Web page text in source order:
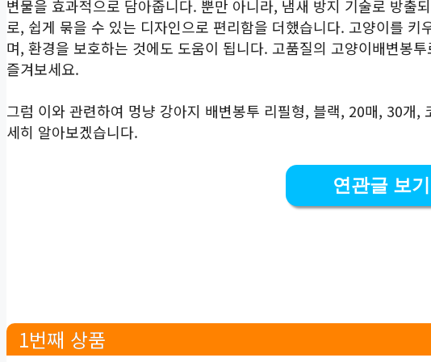
변물을 효과적으로 담아줍니다. 뿐만 아니라, 냄새 방지 기술로 방출
로, 쉽게 묶을 수 있는 디자인으로 편리함을 더했습니다. 고양이를
며, 환경을 보호하는 것에도 도움이 됩니다. 고품질의 고양이배변봉
즐겨보세요.
그럼 이와 관련하여 멍냥 강아지 배변봉투 리필형, 블랙, 20매, 30개
세히 알아보겠습니다.
연관글 보기
1번째 상품